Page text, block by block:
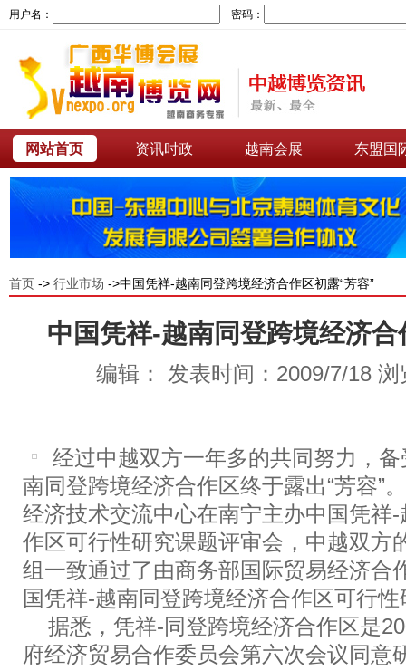
用户名： 密码：
网站首页 资讯时政 越南会展 东盟国
首页 -> 行业市场 ->中国凭祥-越南同登跨境经济合作区初露“芳容”
中国凭祥-越南同登跨境经济
编辑： 发表时间：2009/7/18
经过中越双方一年多的共同努力，
南同登跨境经济合作区终于露出“芳容”
经济技术交流中心在南宁主办中国凭祥
作区可行性研究课题评审会，中越双方
组一致通过了由商务部国际贸易经济合
国凭祥-越南同登跨境经济合作区可行性
据悉，凭祥-同登跨境经济合作区是
府经济贸易合作委员会第六次会议同意